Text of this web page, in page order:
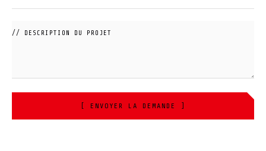
[ ENVOYER LA DEMANDE ]